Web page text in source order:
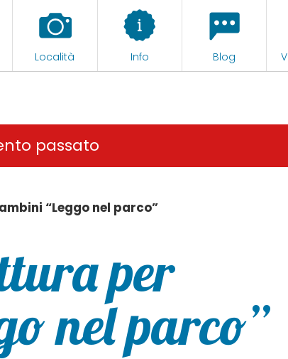
Località Info Blog
passato
“Leggo nel parco”
per
nel parco”